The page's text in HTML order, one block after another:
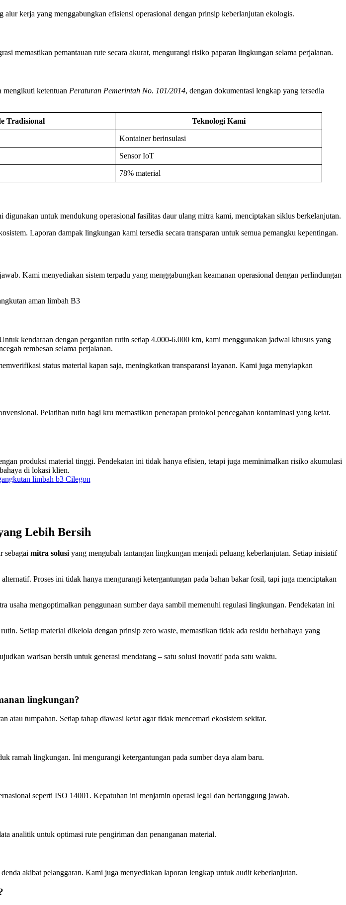
kerja yang menggabungkan efisiensi operasional dengan prinsip keberlanjutan ekologis.
memastikan pemantauan rute secara akurat, mengurangi risiko paparan lingkungan selama perjalanan.
mengikuti ketentuan Peraturan Pemerintah No. 101/2014, dengan dokumentasi lengkap yang tersedia
Tradisional Teknologi Kami
Kontainer berinsulasi
Sensor IoT
78% material
untuk mendukung operasional fasilitas daur ulang mitra kami, menciptakan siklus berkelanjutan.
Laporan dampak lingkungan kami tersedia secara transparan untuk semua pemangku kepentingan.
Kami menyediakan sistem terpadu yang menggabungkan keamanan operasional dengan perlindungan
kendaraan dengan pergantian rutin setiap 4.000-6.000 km, kami menggunakan jadwal khusus yang
rembesan selama perjalanan.
status material kapan saja, meningkatkan transparansi layanan. Kami juga menyiapkan
Pelatihan rutin bagi kru memastikan penerapan protokol pencegahan kontaminasi yang ketat.
produksi material tinggi. Pendekatan ini tidak hanya efisien, tetapi juga meminimalkan risiko akumulasi
di lokasi klien.
limbah b3 Cilegon
Lebih Bersih
sebagai mitra solusi yang mengubah tantangan lingkungan menjadi peluang keberlanjutan. Setiap inisiatif
Proses ini tidak hanya mengurangi ketergantungan pada bahan bakar fosil, tapi juga menciptakan
mengoptimalkan penggunaan sumber daya sambil memenuhi regulasi lingkungan. Pendekatan ini
Setiap material dikelola dengan prinsip zero waste, memastikan tidak ada residu berbahaya yang
warisan bersih untuk generasi mendatang – satu solusi inovatif pada satu waktu.
lingkungan?
tumpahan. Setiap tahap diawasi ketat agar tidak mencemari ekosistem sekitar.
ramah lingkungan. Ini mengurangi ketergantungan pada sumber daya alam baru.
seperti ISO 14001. Kepatuhan ini menjamin operasi legal dan bertanggung jawab.
analitik untuk optimasi rute pengiriman dan penanganan material.
akibat pelanggaran. Kami juga menyediakan laporan lengkap untuk audit keberlanjutan.